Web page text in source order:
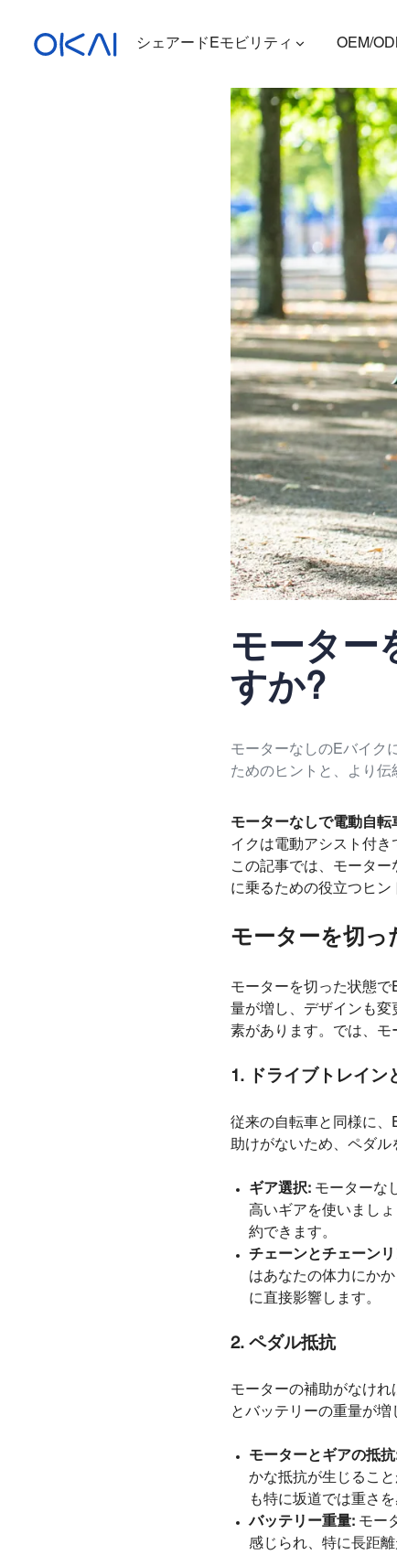
シェアードEモビリティ OEM/
ES400A
モーター
すか?
モーターなしのEバイク
ためのヒントと、より伝
モーターなしで電動自転
イクは電動アシスト付き
この記事では、モータ
に乗るための役立つヒン
モーターを切っ
モーターを切った状態
量が増し、デザインも
素があります。では、モ
1. ドライブトレイン
従来の自転車と同様に
助けがないため、ペダル
ギア選択: モーターな
高いギアを使いまし
約できます。
チェーンとチェーン
はあなたの体力にか
に直接影響します。
2. ペダル抵抗
モーターの補助がなけれ
とバッテリーの重量が増
モーターとギアの抵抗
かな抵抗が生じるこ
も特に坂道では重さを
バッテリー重量: モー
感じられ、特に長距